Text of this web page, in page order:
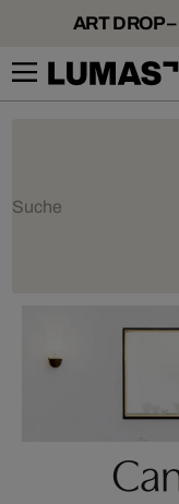
ART DROP